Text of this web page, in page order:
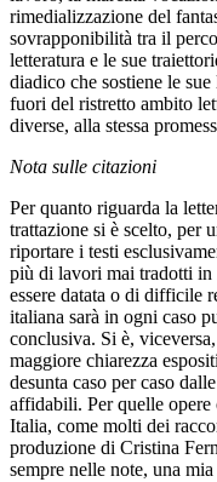
rimedializzazione del
sovrapponibilità tra il
letteratura e le sue
diadico che sostiene le
fuori del ristretto ambito
diverse, alla stessa
Nota sulle citazioni
Per quanto riguarda la
trattazione si è scelto, per
riportare i testi
più di lavori mai tradotti in
essere datata o di difficile
italiana sarà in ogni caso
conclusiva. Si è,
maggiore chiarezza
desunta caso per caso
affidabili. Per quelle opere
Italia, come molti dei
produzione di Cristina
sempre nelle note, una